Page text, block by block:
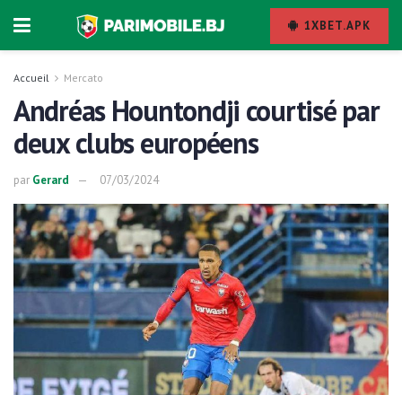
1XBET.APK
Accueil Mercato
Andréas Hountondji courtisé par
deux clubs européens
par Gerard 07/03/2024